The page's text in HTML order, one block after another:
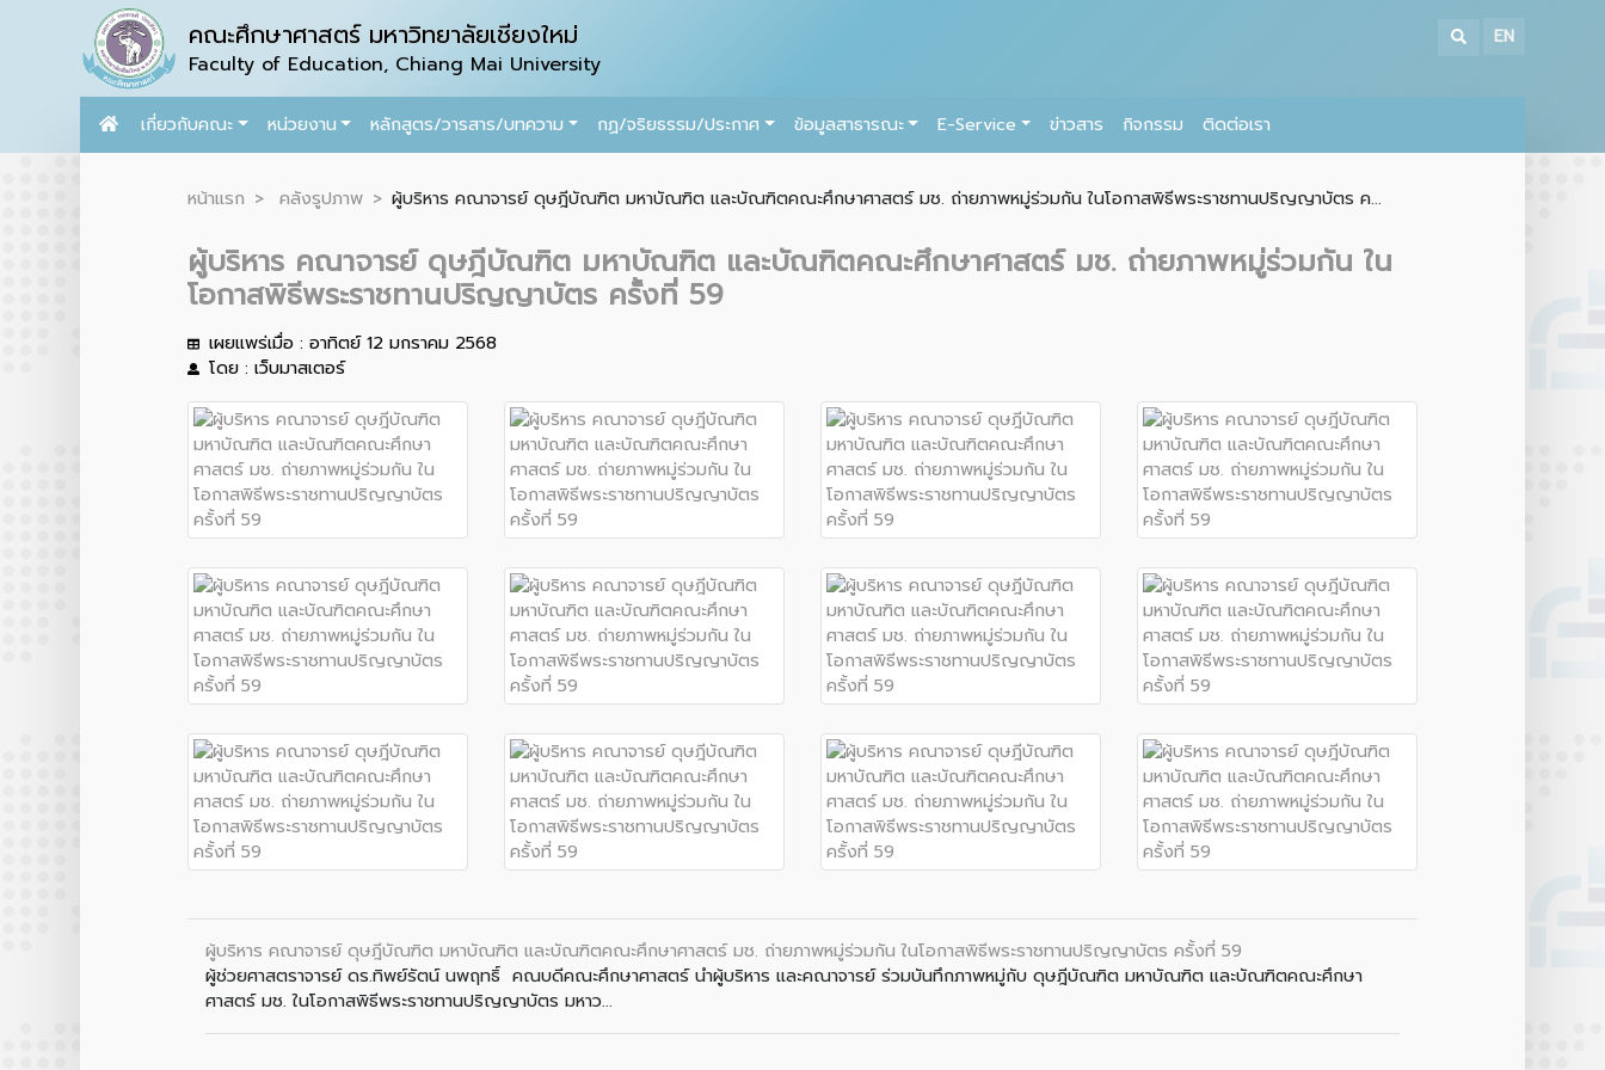
คณะศึกษาศาสตร์ มหาวิทยาลัยเชียงใหม่
Faculty of Education, Chiang Mai University
EN
เกี่ยวกับคณะ หน่วยงาน หลักสูตร/วารสาร/บทความ กฏ/จริยธรรม/ประกาศ ข้อมูลสาธารณะ E-Service ข่าวสาร กิจกรรม ติดต่อเรา
หน้าแรก คลังรูปภาพ ผู้บริหาร คณาจารย์ ดุษฎีบัณฑิต มหาบัณฑิต และบัณฑิตคณะศึกษาศาสตร์ มช. ถ่ายภาพหมู่ร่วมกัน ในโอกาสพิธีพระราชทานปริญญาบัตร ค...
ผู้บริหาร คณาจารย์ ดุษฎีบัณฑิต มหาบัณฑิต และบัณฑิตคณะศึกษาศาสตร์ มช. ถ่ายภาพหมู่ร่วมกัน ใน
โอกาสพิธีพระราชทานปริญญาบัตร ครั้งที่ 59
เผยแพร่เมื่อ : อาทิตย์ 12 มกราคม 2568
โดย : เว็บมาสเตอร์
ผู้บริหาร คณาจารย์ ดุษฎีบัณฑิต มหาบัณฑิต และบัณฑิตคณะศึกษาศาสตร์ มช. ถ่ายภาพหมู่ร่วมกัน ในโอกาสพิธีพระราชทานปริญญาบัตร ครั้งที่ 59
ผู้ช่วยศาสตราจารย์ ดร.ทิพย์รัตน์ นพฤทธิ์ คณบดีคณะศึกษาศาสตร์ นำผู้บริหาร และคณาจารย์ ร่วมบันทึกภาพหมู่กับ ดุษฎีบัณฑิต มหาบัณฑิต และบัณฑิตคณะศึกษา
ศาสตร์ มช. ในโอกาสพิธีพระราชทานปริญญาบัตร มหาว...
Botnoi Assistant